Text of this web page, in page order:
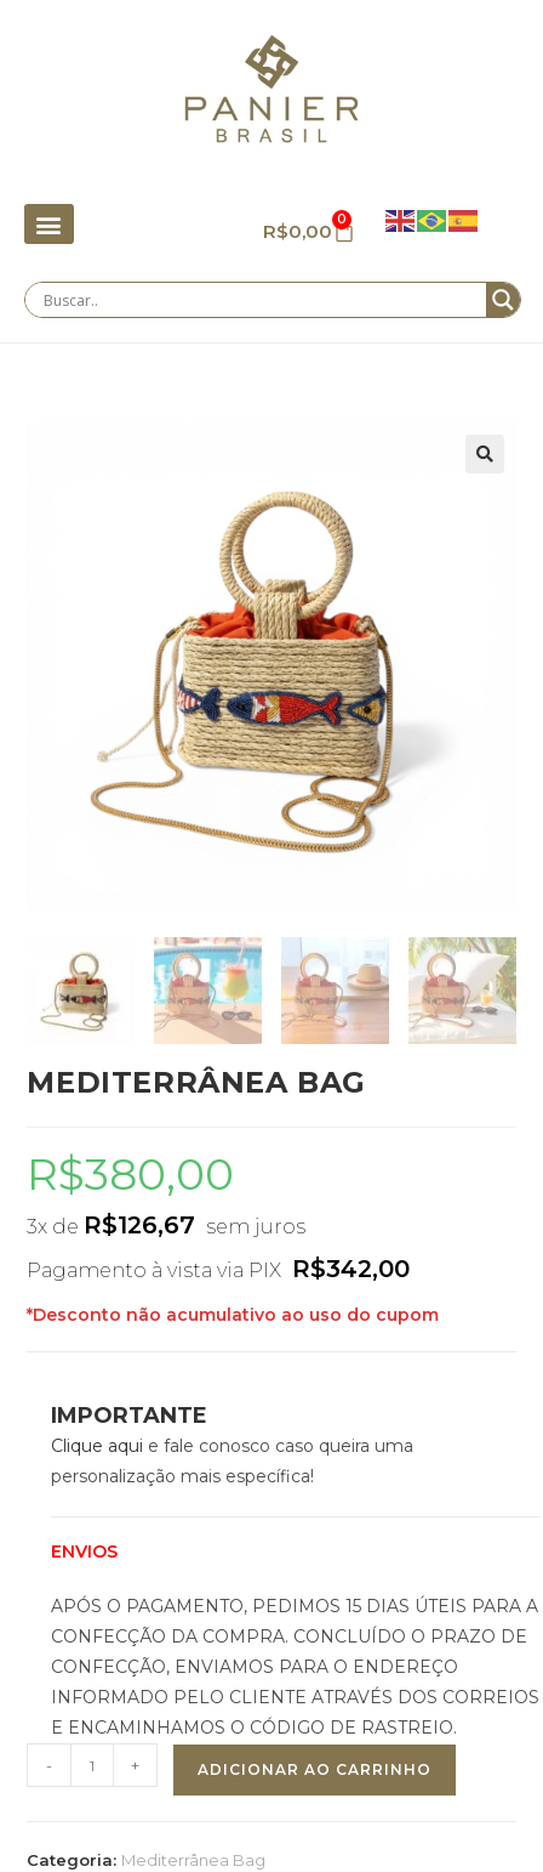
R$0,00 0
MEDITERRÂNEA BAG
R$380,00
3x de R$126,67 sem juros
Pagamento à vista via PIX R$342,00
*Desconto não acumulativo ao uso do cupom
IMPORTANTE
Clique aqui e fale conosco caso queira uma
personalização mais específica!
ENVIOS
APÓS O PAGAMENTO, PEDIMOS 15 DIAS ÚTEIS PARA A
CONFECÇÃO DA COMPRA. CONCLUÍDO O PRAZO DE
CONFECÇÃO, ENVIAMOS PARA O ENDEREÇO
INFORMADO PELO CLIENTE ATRAVÉS DOS CORREIOS
E ENCAMINHAMOS O CÓDIGO DE RASTREIO.
- + ADICIONAR AO CARRINHO
Categoria: Mediterrânea Bag